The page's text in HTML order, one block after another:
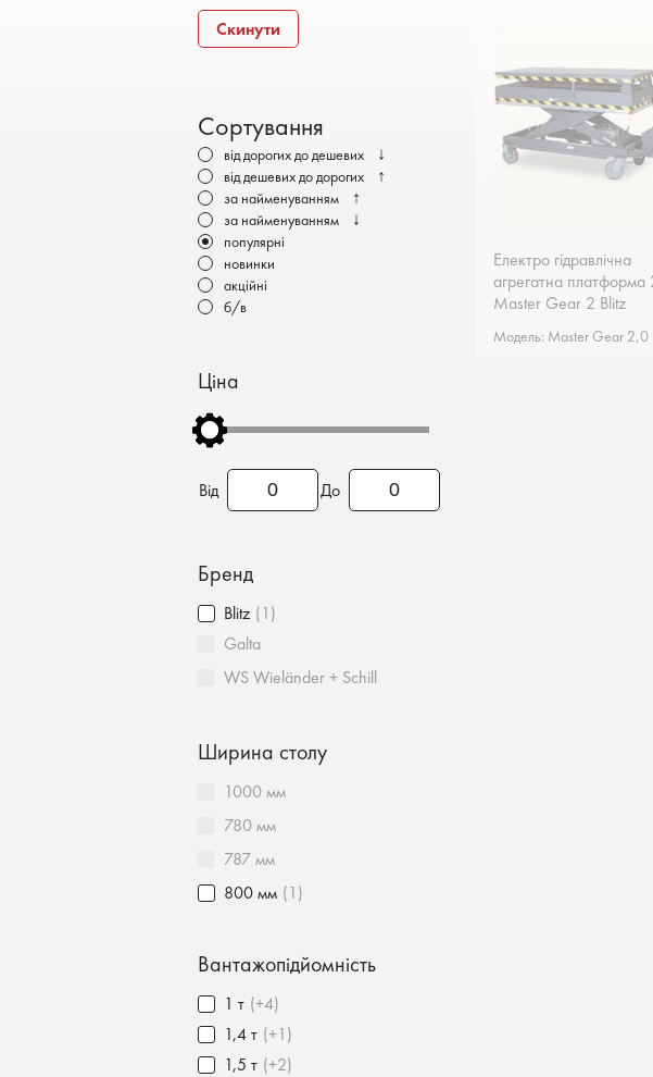
Електромобілі
Скинути
Сортування
від дорогих до дешевих ↓
від дешевих до дорогих ↑
за найменуванням ↑
за найменуванням ↓
популярні
новинки
акційні
б/в
Ціна
Від До
Бренд
Blitz (1)
Galta
WS Wieländer + Schill
Ширина столу
1000 мм
780 мм
787 мм
800 мм (1)
Вантажопідйомність
1 т (+4)
1,4 т (+1)
1,5 т (+2)
Електро гідравлічна
агрегатна платформа
Master Gear 2 Blitz
Модель: Master Gear 2,0
Електро гідравлічна
агрегатна платформа
Master Gear 2 Blitz
Модель: Master Gear 2,0